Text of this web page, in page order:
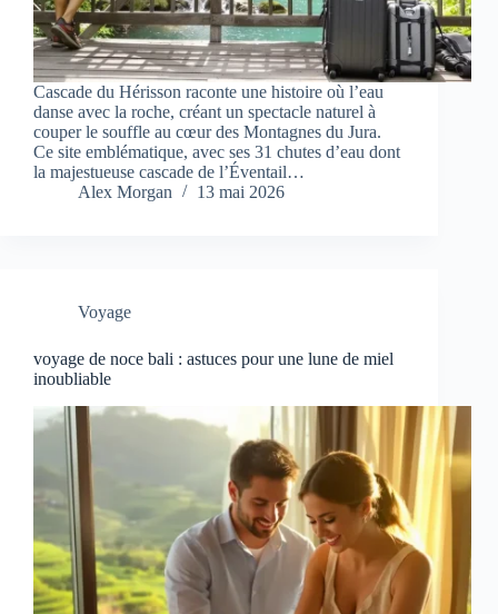
Cascade du Hérisson raconte une histoire où l’eau
danse avec la roche, créant un spectacle naturel à
couper le souffle au cœur des Montagnes du Jura.
Ce site emblématique, avec ses 31 chutes d’eau dont
la majestueuse cascade de l’Éventail…
Alex Morgan
13 mai 2026
Voyage
voyage de noce bali : astuces pour une lune de miel
inoubliable